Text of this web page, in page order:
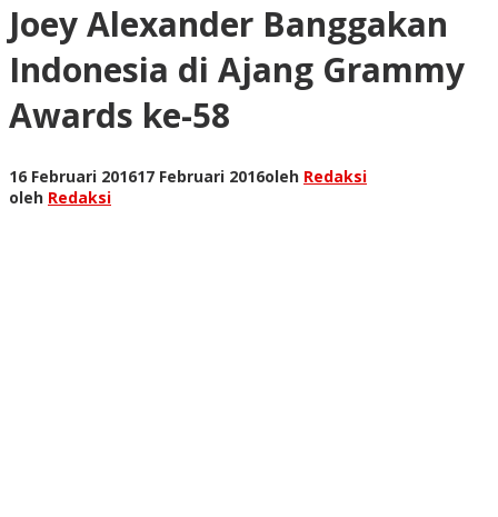
Joey Alexander Banggakan
Indonesia di Ajang Grammy
Awards ke-58
16 Februari 201617 Februari 2016oleh Redaksi
oleh Redaksi